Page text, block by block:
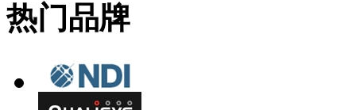
热门品牌